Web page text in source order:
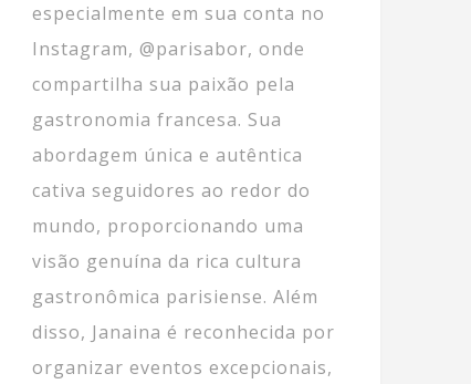
especialmente em sua conta no
Instagram, @parisabor, onde
compartilha sua paixão pela
gastronomia francesa. Sua
abordagem única e autêntica
cativa seguidores ao redor do
mundo, proporcionando uma
visão genuína da rica cultura
gastronômica parisiense. Além
disso, Janaina é reconhecida por
organizar eventos excepcionais,